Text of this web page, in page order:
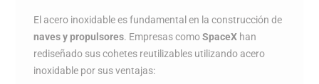
El acero inoxidable es fundamental en la construcción de
naves y propulsores. Empresas comoSpaceXhan
rediseñado sus cohetes reutilizables utilizando acero
inoxidable por sus ventajas: